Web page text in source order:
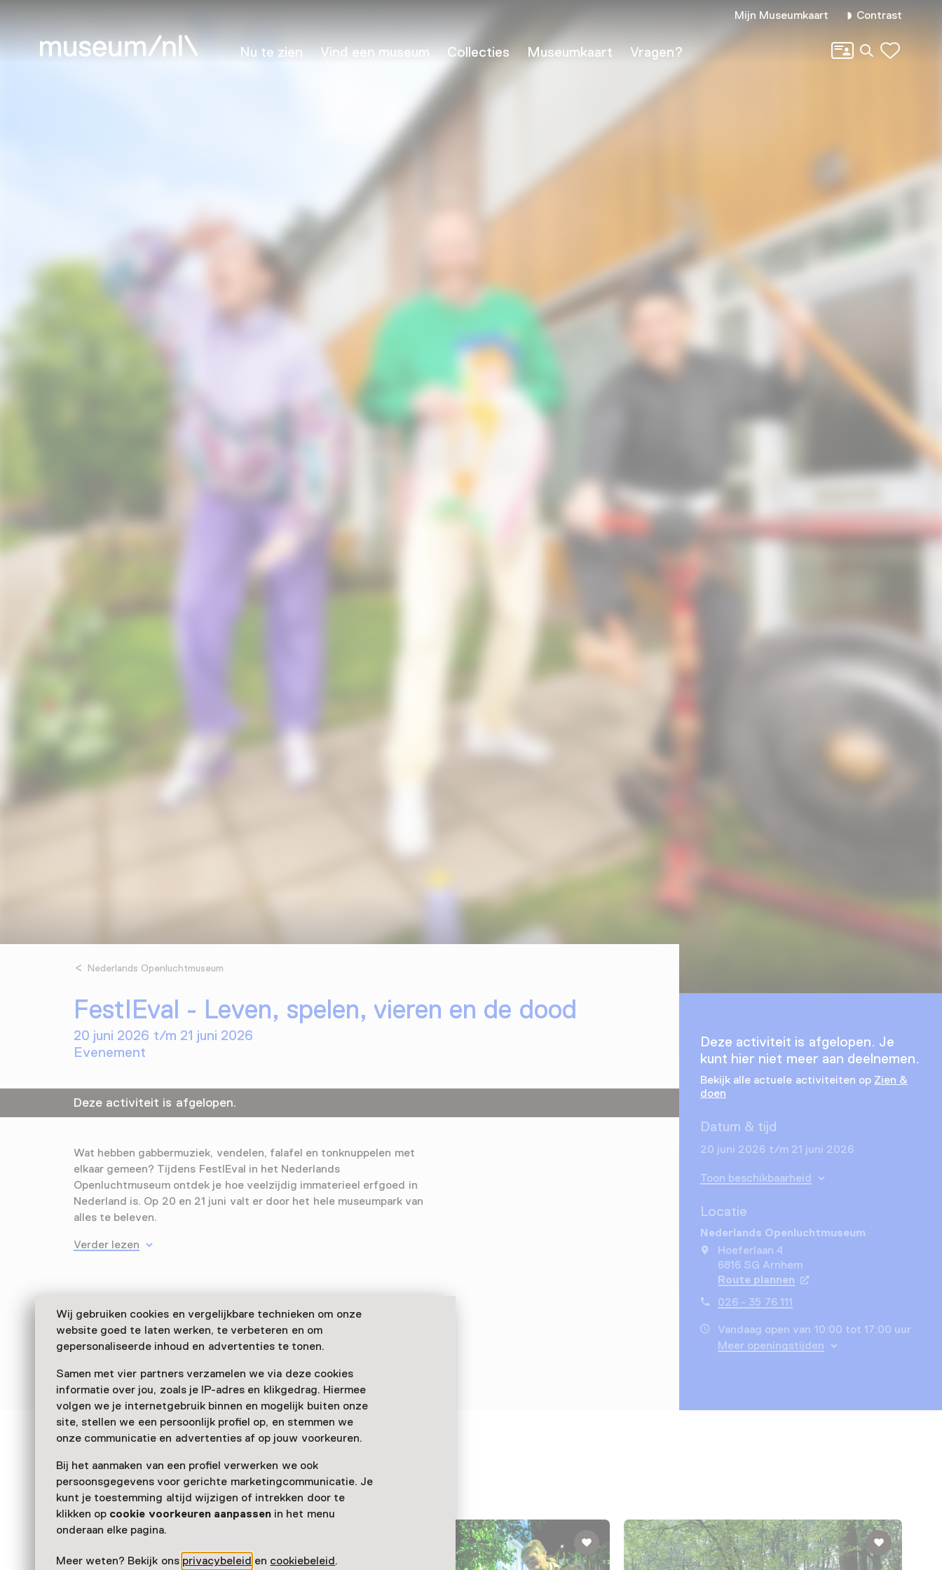
Wij gebruiken cookies en vergelijkbare technieken om onze
website goed te laten werken, te verbeteren en om
gepersonaliseerde inhoud en advertenties te tonen.
Samen met vier partners verzamelen we via deze cookies
informatie over jou, zoals je IP-adres en klikgedrag. Hiermee
volgen we je internetgebruik binnen en mogelijk buiten onze
site, stellen we een persoonlijk profiel op, en stemmen we
onze communicatie en advertenties af op jouw voorkeuren.
Bij het aanmaken van een profiel verwerken we ook
persoonsgegevens voor gerichte marketingcommunicatie. Je
kunt je toestemming altijd wijzigen of intrekken door te
klikken op cookie voorkeuren aanpassenin het menu
onderaan elke pagina.
Meer weten? Bekijk ons privacybeleid en cookiebeleid.
Nu te zien Vind een museum Collecties Museumkaart Vragen?
Mijn Museumkaart Contrast
Zoeken
Nederlands Openluchtmuseum
FestIEval - Leven, spelen, vieren en de dood
20 juni 2026 t/m 21 juni 2026
Evenement
Deze activiteit is afgelopen.
Wat hebben gabbermuziek, vendelen, falafel en tonknuppelen met
elkaar gemeen? Tijdens FestIEval in het Nederlands
Openluchtmuseum ontdek je hoe veelzijdig immaterieel erfgoed in
Nederland is. Op 20 en 21 juni valt er door het hele museumpark van
alles te beleven.
Verder lezen
Deze activiteit is afgelopen. Je
kunt hier niet meer aan deelnemen.
Bekijk alle actuele activiteiten op Zien &
doen
Datum & tijd
20 juni 2026 t/m 21 juni 2026
Toon beschikbaarheid
Locatie
Nederlands Openluchtmuseum
Hoeferlaan 4
6816 SG Arnhem
Route plannen Opent in een nieuw tabblad
026 - 35 76 111
Vandaag open van 10:00 tot 17:00 uur
Meer openingstijden
Zien & doen in Nederlands
Openluchtmuseum